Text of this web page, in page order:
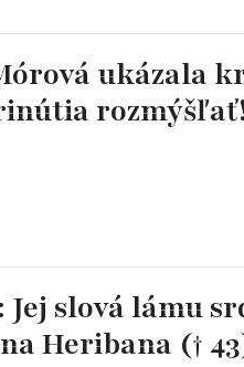
ukázala
rozmýšľať!
slová lámu
Heribana (†